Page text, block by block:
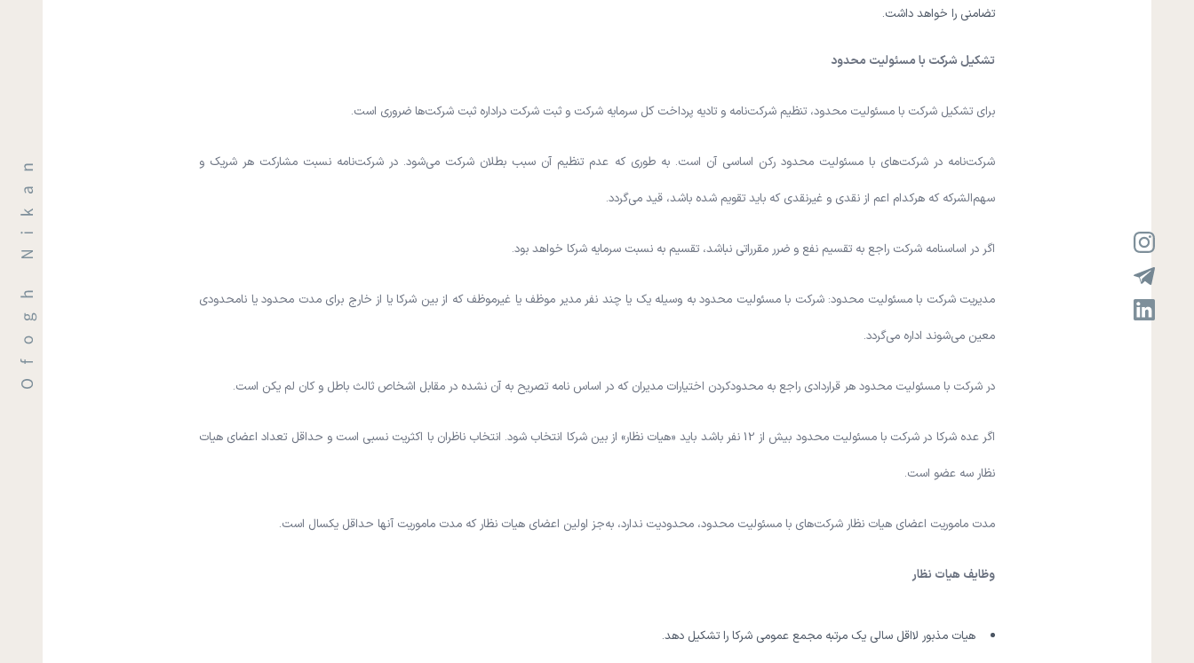
تضامنی را خواهد داشت.
تشکیل شرکت با مسئولیت محدود
برای تشکیل شرکت با مسئولیت محدود، تنظیم شرکت‌نامه و تادیه پرداخت کل سرمایه شرکت و ثبت شرکت دراداره ثبت شرکت‌ها ضروری است.
شرکت‌نامه در شرکت‌های با مسئولیت محدود رکن اساسی آن است. به طوری که عدم تنظیم آن سبب بطلان شرکت می‌شود. در شرکت‌نامه نسبت مشارکت هر شریک و
سهم‌الشرکه که هرکدام اعم از نقدی و غیرنقدی که باید تقویم شده باشد، قید می‌گردد.
اگر در اساسنامه شرکت راجع به تقسیم نفع و ضرر مقرراتی نباشد، تقسیم به نسبت سرمایه شرکا خواهد بود.
مدیریت شرکت با مسئولیت محدود: شرکت با مسئولیت محدود به وسیله یک یا چند نفر مدیر موظف یا غیر‌موظف که از بین شرکا یا از خارج برای مدت محدود یا نامحدودی
معین می‌شوند اداره می‌گردد.
در شرکت با مسئولیت محدود هر قراردادی راجع به محدودکردن اختیارات مدیران که در اساس نامه تصریح به آن نشده در مقابل اشخاص ثالث باطل و کان لم یکن است.
اگر عده شرکا در شرکت با مسئولیت محدود بیش از 12 نفر باشد باید «هیات نظار» از بین شرکا انتخاب شود. انتخاب ناظران با اکثریت نسبی است و حداقل تعداد اعضای هیات
نظار سه عضو است.
مدت ماموریت اعضای هیات نظار شرکت‌های با مسئولیت محدود، محدودیت ندارد، به‌جز اولین اعضای هیات نظار که مدت ماموریت آنها حداقل یکسال است.
وظایف هیات نظار
هیات مذبور لااقل سالی یک مرتبه مجمع عمومی شرکا را تشکیل دهد.